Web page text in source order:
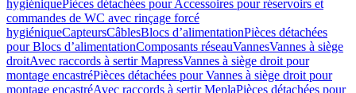
hygiéniquePièces détachées pour Accessoires pour réservoirs et
commandes de WC avec rinçage forcé
hygiéniqueCapteursCâblesBlocs d’alimentationPièces détachées
pour Blocs d’alimentationComposants réseauVannesVannes à siège
droitAvec raccords à sertir MapressVannes à siège droit pour
montage encastréPièces détachées pour Vannes à siège droit pour
montage encastréAvec raccords à sertir MeplaPièces détachées pour